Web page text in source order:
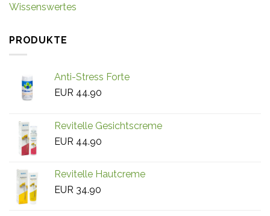
Wissenswertes
PRODUKTE
Anti-Stress Forte
EUR 44.90
Revitelle Gesichtscreme
EUR 44.90
Revitelle Hautcreme
EUR 34.90